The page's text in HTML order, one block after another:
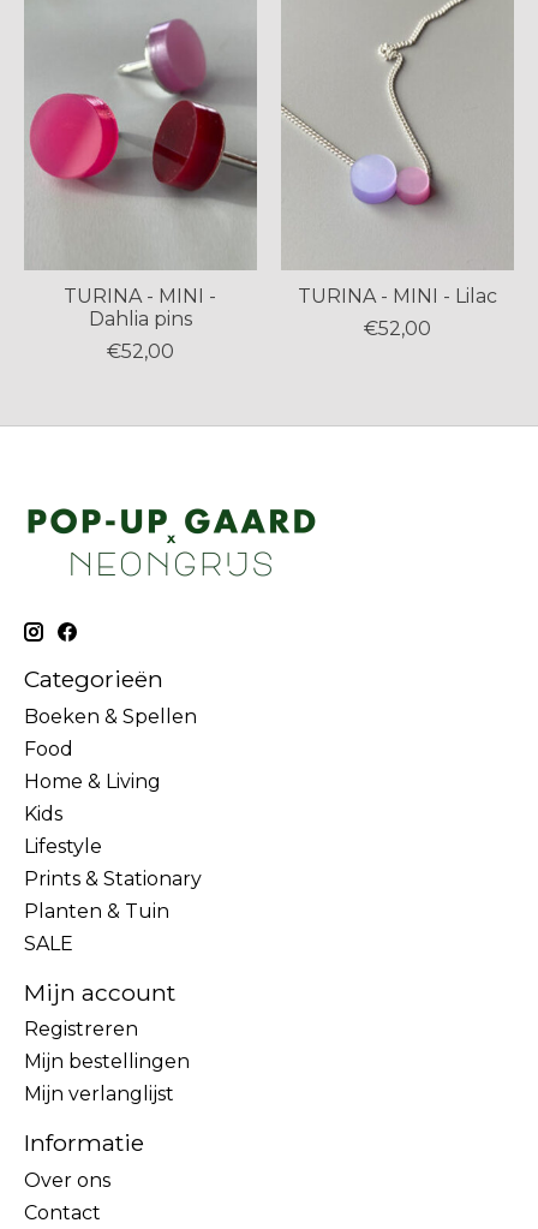
TURINA - MINI -
Dahlia pins
€52,00
TURINA - MINI - Lilac
€52,00
Categorieën
Boeken & Spellen
Food
Home & Living
Kids
Lifestyle
Prints & Stationary
Planten & Tuin
SALE
Mijn account
Registreren
Mijn bestellingen
Mijn verlanglijst
Informatie
Over ons
Contact